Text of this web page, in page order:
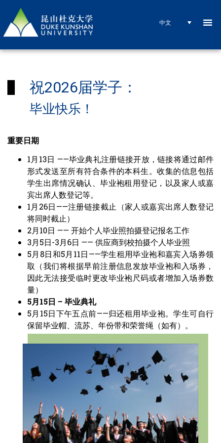
中文
祝2026届学子：
毕业快乐！
重要日期
1月13日 ——毕业典礼注册链接开放，链接将通过邮件
形式发送至所有符合条件的本科生。收集的信息包括
学生出席情况确认、毕业袍租用登记，以及家人或嘉
宾出席人数登记等。
1月26日——注册链接截止（家人或嘉宾出席人数登记
将同时截止）
2月10日 —— 开始个人毕业照拍摄登记报名工作
3月5日-3月6日 —— 供应商到校拍摄个人毕业照
5月8日和5月11日——学生租用毕业袍和嘉宾入场券领
取（我们将根据早前注册信息发放毕业袍和入场券，
因此无法接受临时更改毕业袍尺码或者增加入场券数
量）
5月15日 – 毕业典礼
5月15日下午五点前——归还租用毕业袍。学生可自行
保留毕业帽、流苏、年份带和荣誉绳（如有）。